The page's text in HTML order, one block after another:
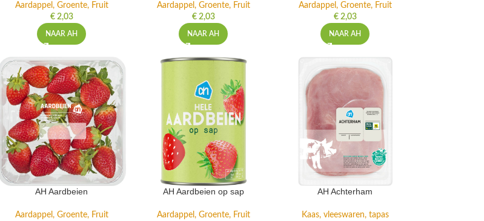
Aardappel, Groente, Fruit
€2,03
NAAR AH
Aardappel, Groente, Fruit
€2,03
NAAR AH
Aardappel, Groente, Fruit
€2,03
NAAR AH
AH Aardbeien
Aardappel, Groente, Fruit
AH Aardbeien op sap
Aardappel, Groente, Fruit
AH Achterham
Kaas, vleeswaren, tapas